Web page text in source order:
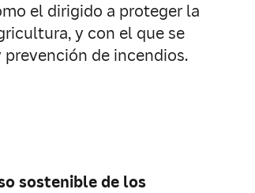
el dirigido a proteger la
y con el que se
de incendios.
sostenible de los